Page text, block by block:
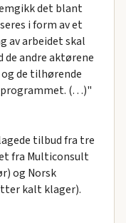
det blant
i form av et
av arbeidet skal
de andre aktørene
de tilhørende
(…)"
tilbud fra tre
fra Multiconsult
og Norsk
kalt klager).